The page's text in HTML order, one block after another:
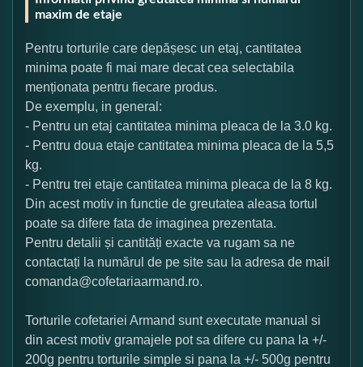
maxim de etaje
Pentru torturile care depășesc un etaj, cantitatea
minima poate fi mai mare decat cea selectabila
menționata pentru fiecare produs.
De exemplu, in general:
- Pentru un etaj cantitatea minima pleaca de la 3.0 kg.
- Pentru doua etaje cantitatea minima pleaca de la 5,5
kg.
- Pentru trei etaje cantitatea minima pleaca de la 8 kg.
Din acest motiv in functie de greutatea aleasa tortul
poate sa difere fata de imaginea prezentata.
Pentru detalii și cantități exacte va rugam sa ne
contactați la numărul de pe site sau la adresa de mail
comanda@cofetariaarmand.ro.
Torturile cofetariei Armand sunt executate manual si
din acest motiv gramajele pot sa difere cu pana la +/-
200g pentru torturile simple si pana la +/- 500g pentru